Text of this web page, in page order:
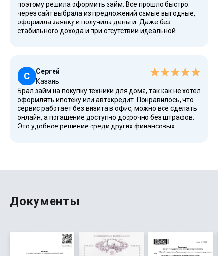
поэтому решила оформить займ. Все прошло быстро:
через сайт выбрала из предложений самые выгодные,
оформила заявку и получила деньги. Даже без
стабильного дохода и при отсутствии идеальной
С
Сергей
Казань
Брал займ на покупку техники для дома, так как не хотел
оформлять ипотеку или автокредит. Понравилось, что
сервис работает без визита в офис, можно все сделать
онлайн, а погашение доступно досрочно без штрафов.
Это удобное решение среди других финансовых
Документы